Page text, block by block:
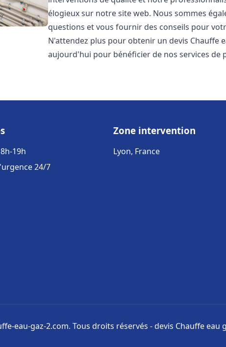
élogieux sur notre site web. Nous sommes
questions et vous fournir des conseils pour
N'attendez plus pour obtenir un devis Chauffe
aujourd'hui pour bénéficier de nos services de
19h
24/7
Zone intervention
Lyon, France
eau-gaz-2.com. Tous droits réservés - devis Chauffe eau